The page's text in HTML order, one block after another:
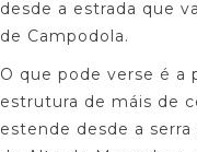
desde a estrada que
de Campodola.
O que pode verse é a
estrutura de máis de
estende desde a